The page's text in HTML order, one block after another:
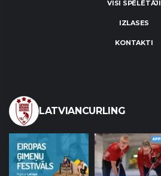
VISI SPĒLĒTĀJI
IZLASES
KONTAKTI
LATVIANCURLING